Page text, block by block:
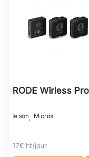
RODE Wirless Pro
le son, Micros
17€ ht/jour